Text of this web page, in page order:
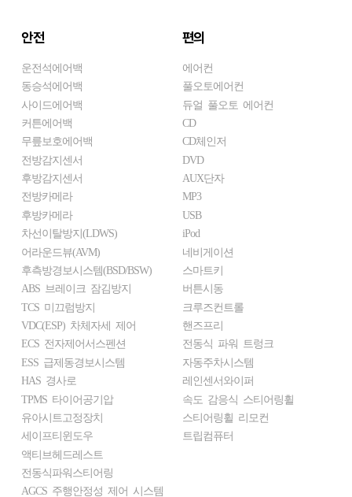
안전
운전석에어백
동승석에어백
사이드에어백
커튼에어백
무릎보호에어백
전방감지센서
후방감지센서
전방카메라
후방카메라
차선이탈방지(LDWS)
어라운드뷰(AVM)
후측방경보시스템(BSD/BSW)
ABS 브레이크 잠김방지
TCS 미끄럼방지
VDC(ESP) 차체자세 제어
ECS 전자제어서스펜션
ESS 급제동경보시스템
HAS 경사로
TPMS 타이어공기압
유아시트고정장치
세이프티윈도우
액티브헤드레스트
전동식파워스티어링
AGCS 주행안정성 제어 시스템
편의
에어컨
풀오토에어컨
듀얼 풀오토 에어컨
CD
CD체인저
DVD
AUX단자
MP3
USB
iPod
네비게이션
스마트키
버튼시동
크루즈컨트롤
핸즈프리
전동식 파워 트렁크
자동주차시스템
레인센서와이퍼
속도 감응식 스티어링휠
스티어링휠 리모컨
트립컴퓨터